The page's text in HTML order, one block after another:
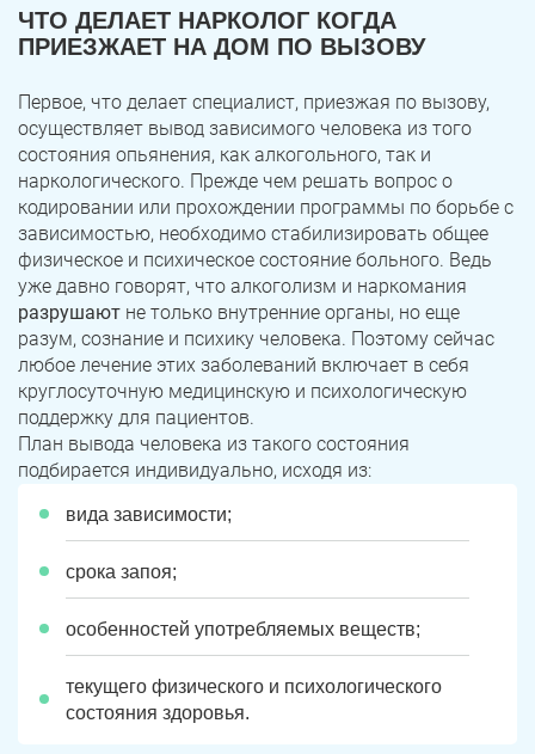
ЧТО ДЕЛАЕТ НАРКОЛОГ КОГДА
ПРИЕЗЖАЕТ НА ДОМ ПО ВЫЗОВУ
Первое, что делает специалист, приезжая по вызову,
осуществляет вывод зависимого человека из того
состояния опьянения, как алкогольного, так и
наркологического. Прежде чем решать вопрос о
кодировании или прохождении программы по борьбе с
зависимостью, необходимо стабилизировать общее
физическое и психическое состояние больного. Ведь
уже давно говорят, что алкоголизм и наркомания
разрушают не только внутренние органы, но еще
разум, сознание и психику человека. Поэтому сейчас
любое лечение этих заболеваний включает в себя
круглосуточную медицинскую и психологическую
поддержку для пациентов.
План вывода человека из такого состояния
подбирается индивидуально, исходя из:
вида зависимости;
срока запоя;
особенностей употребляемых веществ;
текущего физического и психологического
состояния здоровья.